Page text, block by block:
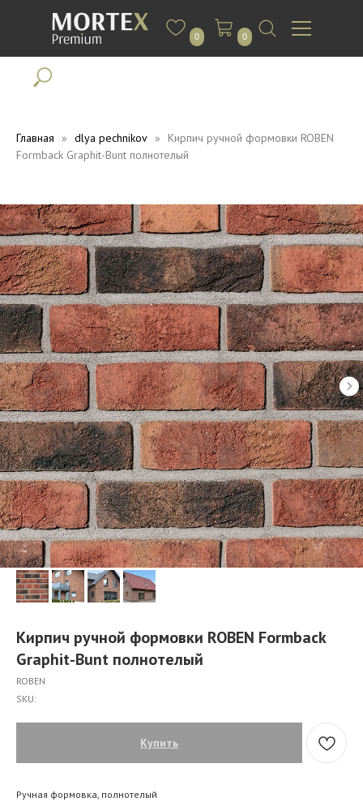
0 0
Главная dlya pechnikov
Кирпич ручной формовки ROBEN
Formback Graphit-Bunt полнотелый
Кирпич ручной формовки ROBEN Formback
Graphit-Bunt полнотелый
ROBEN
SKU:
Купить
Ручная формовка, полнотелый